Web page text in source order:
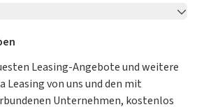
Leasing-Angebote und weitere
Leasing von uns und den mit
Unternehmen, kostenlos